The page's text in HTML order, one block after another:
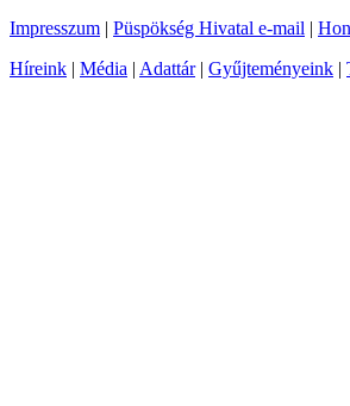
Impresszum | Püspökség Hivatal e-mail |
Híreink | Média | Adattár| Gyűjteményeink |